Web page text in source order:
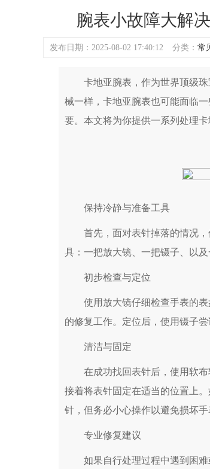
腕表小故障大解
发布日期：2025-08-02 17:40:12 分类： 常
卡地亚腕表，作为世界顶级珠
械一样，卡地亚腕表也可能面临
要。本文将为你提供一系列处理
保持冷静与准备工具
首先，面对表针掉落的情况，
具：一把放大镜、一把镊子、以
初步检查与定位
使用放大镜仔细检查手表的表
的修复工作。定位后，使用镊子
清洁与固定
在成功找回表针后，使用软布
接着将表针固定在适当的位置上
针，但务必小心操作以避免损坏手
专业修复建议
如果自行处理过程中遇到困难